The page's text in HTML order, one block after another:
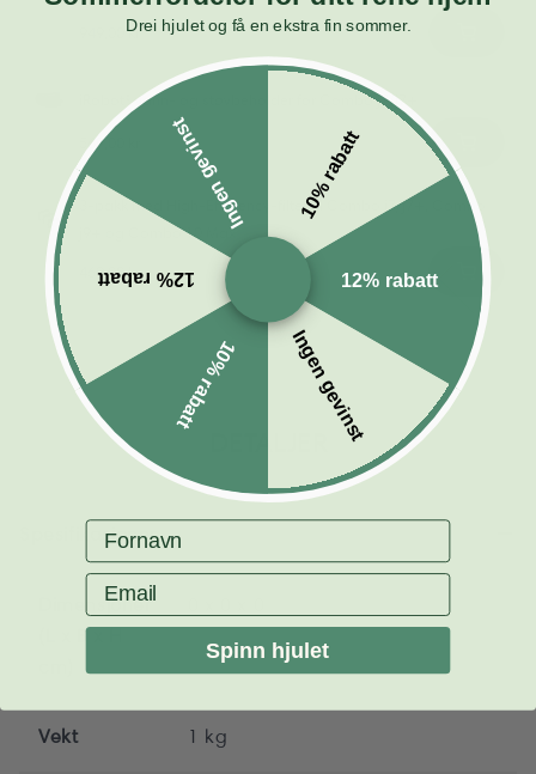
949,00 kr
iRobot® vann- og støvbeholder for Combo j7/j7+
569,00 kr
3-pakk med High-Efficiency-filter til Combo j7/j7+, Combo
j9+ og Combo 10 Max
469,00 kr
Spesifikasjoner
Dimensjoner
(L x B x H
Vekt 1 kg
Drei hjulet og få en ekstra fin sommer.
10% rabatt
12% rabatt
Ingen gevinst
10% rabatt
12% rabatt
Ingen gevinst
Fornavn
Email
Spinn hjulet